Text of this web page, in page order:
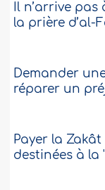
Il n’arrive
la prière d’al-
Demander
réparer un
Payer la
destinées à la